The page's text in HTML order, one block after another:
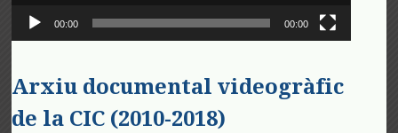
00:00 00:00
Arxiu documental videogràfic
de la CIC (2010-2018)